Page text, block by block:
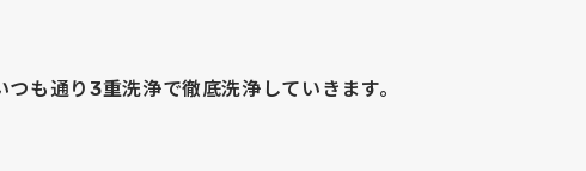
も通り3重洗浄で徹底洗浄していきます。